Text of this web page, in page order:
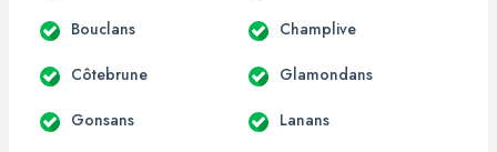
Bouclans Champlive
Côtebrune Glamondans
Gonsans Lanans